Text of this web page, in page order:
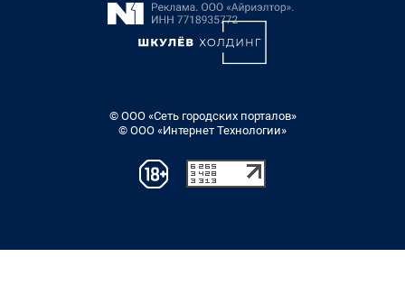
© ООО «Сеть городских порталов»
© ООО «Интернет Технологии»